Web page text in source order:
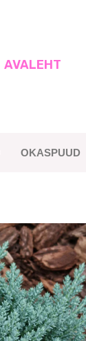
AVALEHT
OKASPUUD